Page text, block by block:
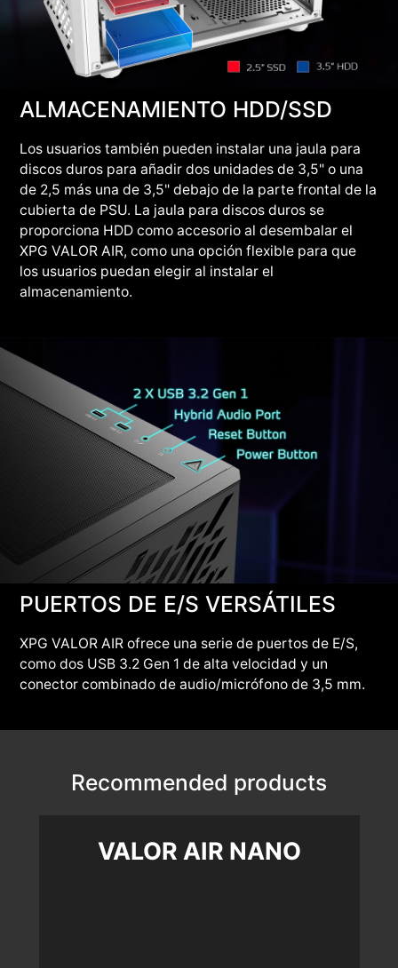
ALMACENAMIENTO HDD/SSD
Los usuarios también pueden instalar una jaula para
discos duros para añadir dos unidades de 3,5" o una
de 2,5 más una de 3,5" debajo de la parte frontal de la
cubierta de PSU. La jaula para discos duros se
proporciona HDD como accesorio al desembalar el
XPG VALOR AIR, como una opción flexible para que
los usuarios puedan elegir al instalar el
almacenamiento.
PUERTOS DE E/S VERSÁTILES
XPG VALOR AIR ofrece una serie de puertos de E/S,
como dos USB 3.2 Gen 1 de alta velocidad y un
conector combinado de audio/micrófono de 3,5 mm.
Recommended products
VALOR AIR NANO